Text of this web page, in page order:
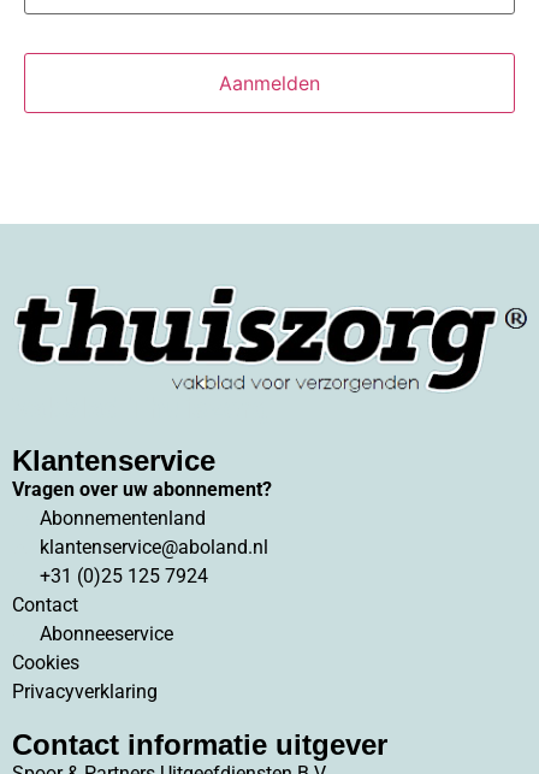
Klantenservice
Vragen over uw abonnement?
Abonnementenland
klantenservice@aboland.nl
+31 (0)25 125 7924
Contact
Abonneeservice
Cookies
Privacyverklaring
Contact informatie uitgever